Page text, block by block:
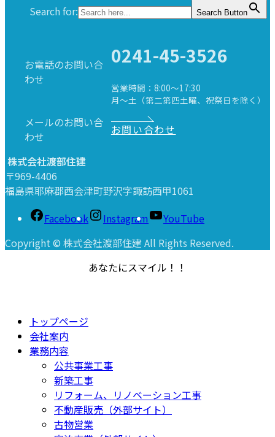
Search for:
Search Button
お電話のお問い合
わせ
0241-45-3526
営業時間：8:00～17:30
月～土（第二第四土曜、祝祭日を除く）
メールのお問い合
わせ
お問い合わせ
株式会社渡部住建
〒969-4406
福島県耶麻郡西会津町野沢字諏訪西甲1061
Facebook
Instagram
YouTube
Copyright © 株式会社渡部住建 All Rights Reserved.
あなたにスマイル！！
トップページ
会社案内
業務内容
公共事業工事
新築工事
リフォーム、リノベーション工事
不動産販売（外部サイト）
古物営業